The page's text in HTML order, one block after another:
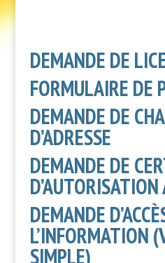
DEMANDE DE
FORMULAIRE DE
DEMANDE DE
D’ADRESSE
DEMANDE DE
D’AUTORISATION
DEMANDE
L’INFORMATION
SIMPLE)